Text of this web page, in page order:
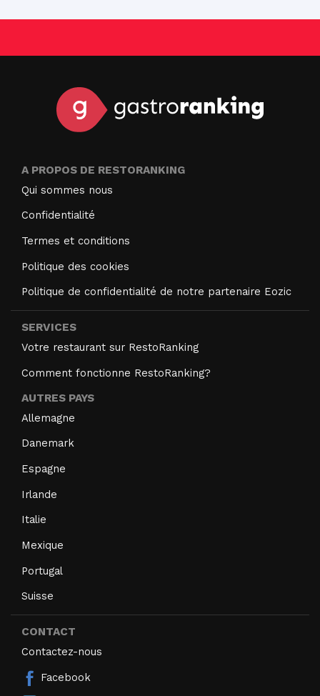
A PROPOS DE RESTORANKING
Qui sommes nous
Confidentialité
Termes et conditions
Politique des cookies
Politique de confidentialité de notre partenaire Eozic
SERVICES
Votre restaurant sur RestoRanking
Comment fonctionne RestoRanking?
AUTRES PAYS
Allemagne
Danemark
Espagne
Irlande
Italie
Mexique
Portugal
Suisse
CONTACT
Contactez-nous
Facebook